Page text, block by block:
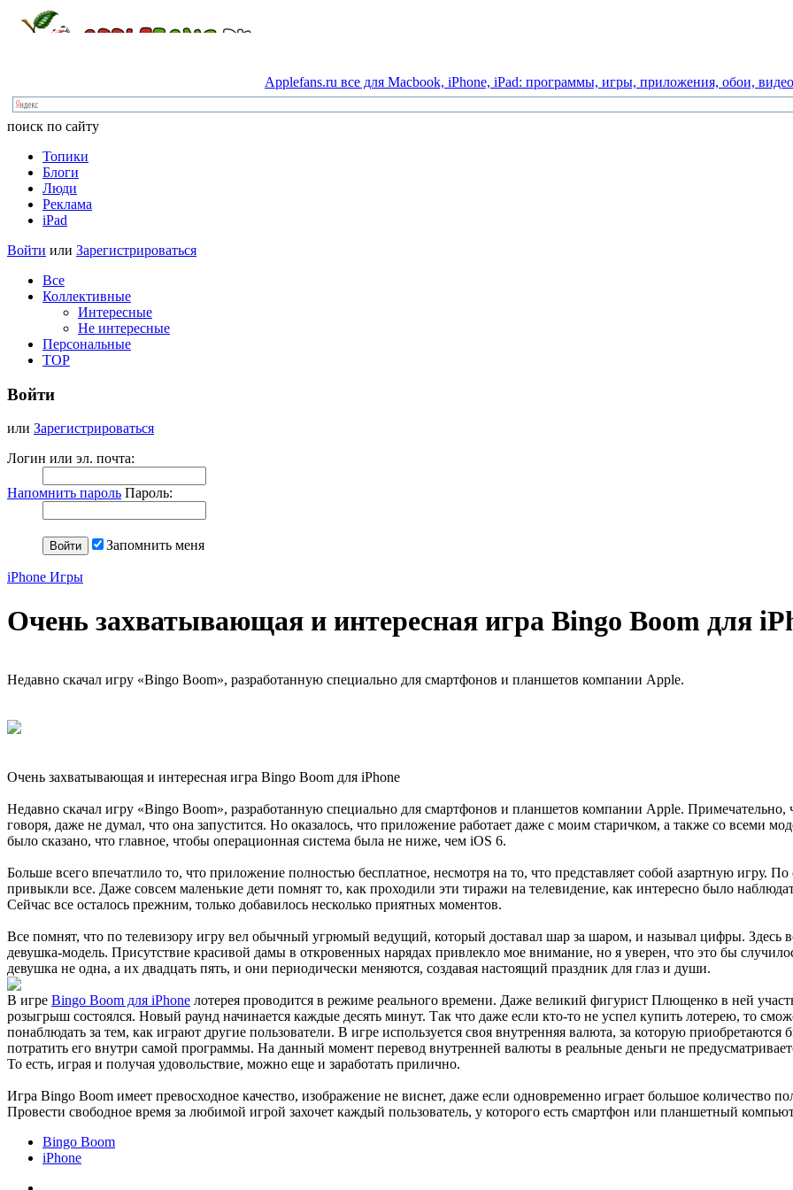
Applefans.ru все для Macbook, iPhone, iPad: программы, игры, приложения, обои, видео
поиск по сайту
Топики
Блоги
Люди
Реклама
iPad
Войти или Зарегистрироваться
Все
Коллективные
Интересные
Не интересные
Персональные
TOP
Войти
или Зарегистрироваться
Логин или эл. почта:
Напомнить пароль Пароль:
Запомнить меня
iPhone Игры
Очень захватывающая и интересная игра Bingo Boom для
Недавно скачал игру «Bingo Boom», разработанную специально для смартфонов и планшетов компании Apple.
Очень захватывающая и интересная игра Bingo Boom для iPhone
Недавно скачал игру «Bingo Boom», разработанную специально для смартфонов и планшетов компании Apple. Примечательно,
говоря, даже не думал, что она запустится. Но оказалось, что приложение работает даже с моим старичком, а также со
было сказано, что главное, чтобы операционная система была не ниже, чем iOS 6.
Больше всего впечатлило то, что приложение полностью бесплатное, несмотря на то, что представляет собой азартную игру.
привыкли все. Даже совсем маленькие дети помнят то, как проходили эти тиражи на телевидение, как интересно было
Сейчас все осталось прежним, только добавилось несколько приятных моментов.
Все помнят, что по телевизору игру вел обычный угрюмый ведущий, который доставал шар за шаром, и называл цифры. Здесь
девушка-модель. Присутствие красивой дамы в откровенных нарядах привлекло мое внимание, но я уверен, что это бы
девушка не одна, а их двадцать пять, и они периодически меняются, создавая настоящий праздник для глаз и души.
В игре Bingo Boom для iPhone лотерея проводится в режиме реального времени. Даже великий фигурист Плющенко в ней
розыгрыш состоялся. Новый раунд начинается каждые десять минут. Так что даже если кто-то не успел купить лотерею, то
понаблюдать за тем, как играют другие пользователи. В игре используется своя внутренняя валюта, за которую
потратить его внутри самой программы. На данный момент перевод внутренней валюты в реальные деньги не
То есть, играя и получая удовольствие, можно еще и заработать прилично.
Игра Bingo Boom имеет превосходное качество, изображение не виснет, даже если одновременно играет большое количество
Провести свободное время за любимой игрой захочет каждый пользователь, у которого есть смартфон или планшетный
Bingo Boom
iPhone